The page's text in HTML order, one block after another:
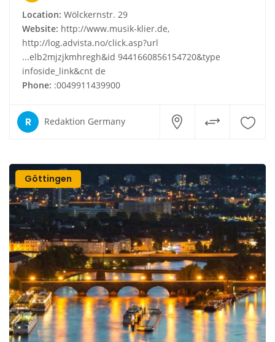
Location: Wölckernstr. 29
Website: http://www.musik-klier.de,
http://log.advista.no/click.asp?url
...elb2mjzjkmhregh&id 9441660856154720&type
infoside_link&cnt de
Phone: :0049911439900
R Redaktion Germany
Göttingen